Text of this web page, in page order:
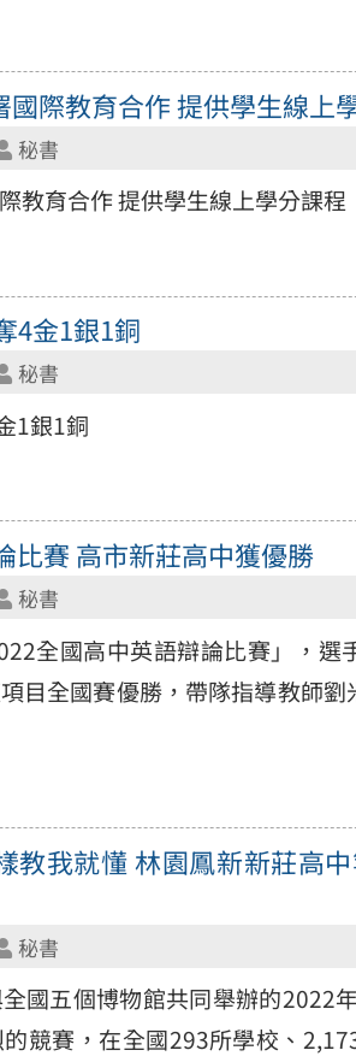
際教育合作 提供學生線上
秘書
教育合作 提供學生線上學分課程
4金1銀1銅
秘書
1銀1銅
比賽 高市新莊高中獲優勝
秘書
全國高中英語辯論比賽」，選
目全國賽優勝，帶隊指導教師
教我就懂 林園鳳新新莊高
秘書
國五個博物館共同舉辦的2022
競賽，在全國293所學校、